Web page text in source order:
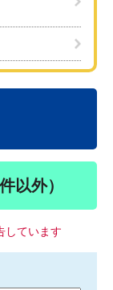
以外）
しています